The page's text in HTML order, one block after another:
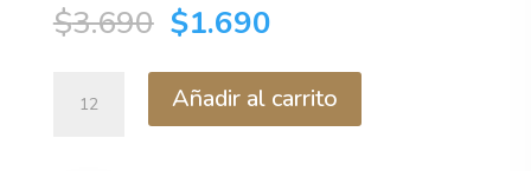
$3.690 El
original
era:
$1.690El
actual
es:
Añadir al carrito